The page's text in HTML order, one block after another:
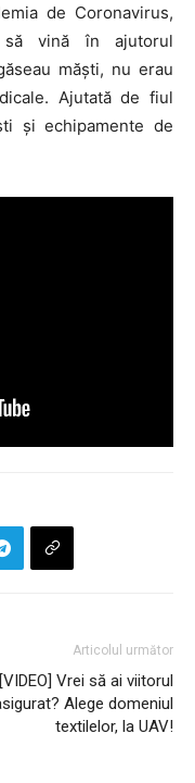
de Coronavirus,
să vină în ajutorul
măști, nu erau
Ajutată de fiul
și echipamente de
Articolul următor
[VIDEO] Vrei să ai viitorul
Alege domeniul
textilelor, la UAV!